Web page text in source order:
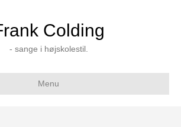
Colding
- sange i højskolestil.
Menu